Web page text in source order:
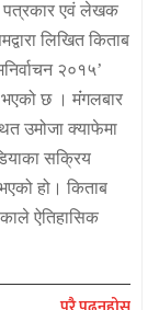
पत्रकार एवं लेखक
लिखित किताब
२०१५’
भएको छ । मंंगलबार
उमोजा क्याफेमा
सक्रिय
हो। किताब
ऐतिहासिक